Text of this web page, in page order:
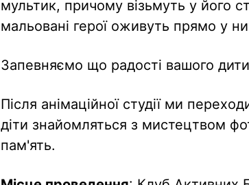
мультик, причому візьмуть у його
мальовані герої оживуть прямо у
Запевняємо що радості вашого
Після анімаційної студії ми
діти знайомляться з мистецтвом
пам'ять.